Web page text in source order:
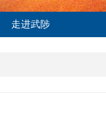
走进武陟